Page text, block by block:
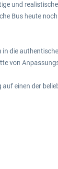
und
Bus heute
die
von
einen der